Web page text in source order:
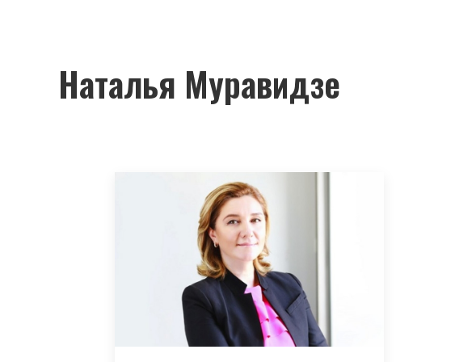
Наталья Муравидзе